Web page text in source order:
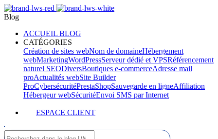
Blog
ACCUEIL BLOG
CATÉGORIES
Création de sites webNom de domaineHébergement
webMarketingWordPressServeur dédié et VPSRéférencement
naturel SEODiversBoutiques e-commerceAdresse mail
proActualités webSite Builder
ProCybersécuritéPrestaShopSauvegarde en ligneAffiliation
Hébergeur webSécuritéEnvoi SMS par Internet
ESPACE CLIENT